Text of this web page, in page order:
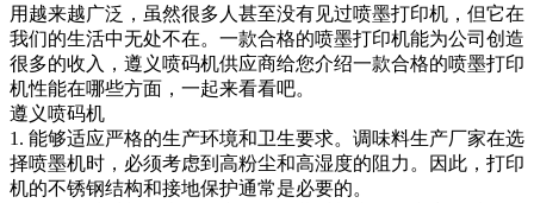
用越来越广泛，虽然很多人甚至没有见过喷墨打印机，但它在
我们的生活中无处不在。一款合格的喷墨打印机能为公司创造
很多的收入，遵义喷码机供应商给您介绍一款合格的喷墨打印
机性能在哪些方面，一起来看看吧。
遵义喷码机
1. 能够适应严格的生产环境和卫生要求。调味料生产厂家在选
择喷墨机时，必须考虑到高粉尘和高湿度的阻力。因此，打印
机的不锈钢结构和接地保护通常是必要的。